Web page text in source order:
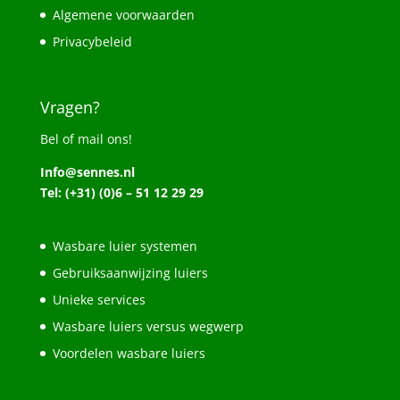
Algemene voorwaarden
Privacybeleid
Vragen?
Bel of mail ons!
Info@sennes.nl
Tel: (+31) (0)6 – 51 12 29 29
Wasbare luier systemen
Gebruiksaanwijzing luiers
Unieke services
Wasbare luiers versus wegwerp
Voordelen wasbare luiers